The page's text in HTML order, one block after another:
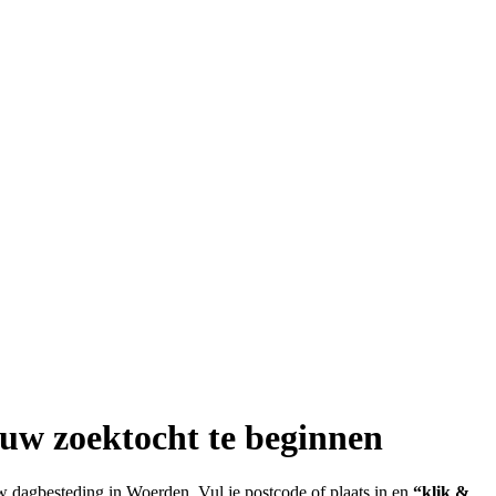
zoektocht te beginnen
in Woerden. Vul je postcode of plaats in en “klik &